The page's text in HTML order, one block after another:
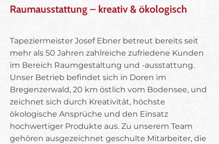
Raumausstattung – kreativ & ökologisch
Tapeziermeister Josef Ebner betreut bereits seit
mehr als 50 Jahren zahlreiche zufriedene Kunden
im Bereich Raumgestaltung und -ausstattung.
Unser Betrieb befindet sich in Doren im
Bregenzerwald, 20 km östlich vom Bodensee, und
zeichnet sich durch Kreativität, höchste
ökologische Ansprüche und den Einsatz
hochwertiger Produkte aus. Zu unserem Team
gehören ausgezeichnet geschulte Mitarbeiter, die